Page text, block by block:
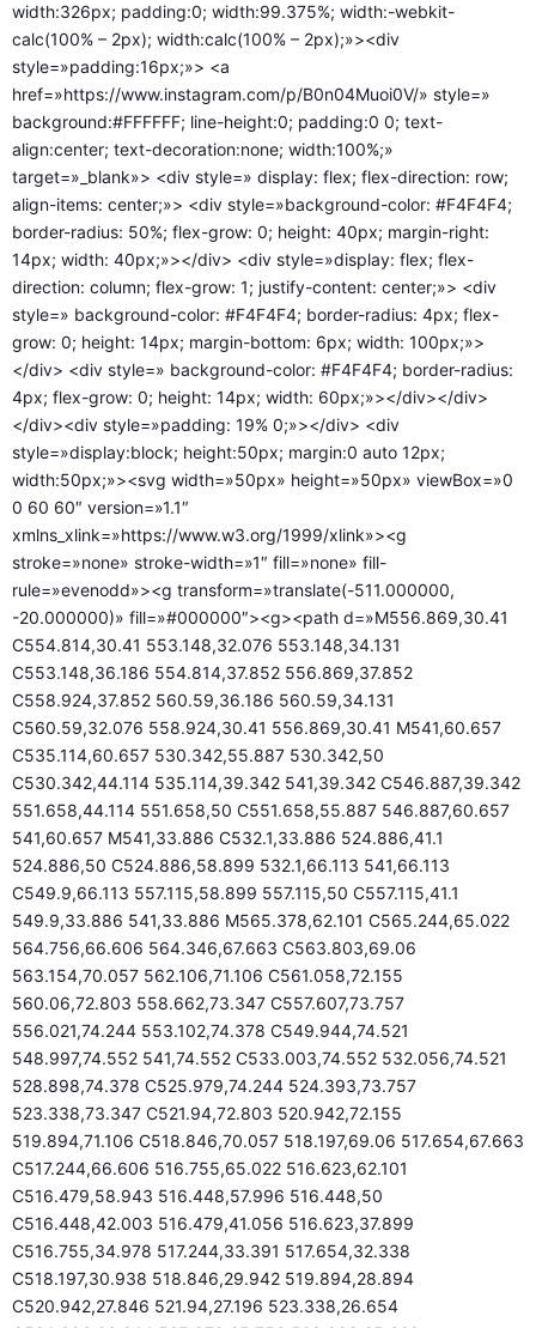
width:326px; padding:0; width:99.375%; width:-webkit-
calc(100% – 2px); width:calc(100% – 2px);»><div
style=»padding:16px;»> <a
href=»https://www.instagram.com/p/B0n04Muoi0V/» style=»
background:#FFFFFF; line-height:0; padding:0 0; text-
align:center; text-decoration:none; width:100%;»
target=»_blank»> <div style=» display: flex; flex-direction: row;
align-items: center;»> <div style=»background-color: #F4F4F4;
border-radius: 50%; flex-grow: 0; height: 40px; margin-right:
14px; width: 40px;»></div> <div style=»display: flex; flex-
direction: column; flex-grow: 1; justify-content: center;»> <div
style=» background-color: #F4F4F4; border-radius: 4px; flex-
grow: 0; height: 14px; margin-bottom: 6px; width: 100px;»>
</div> <div style=» background-color: #F4F4F4; border-radius:
4px; flex-grow: 0; height: 14px; width: 60px;»></div></div>
</div><div style=»padding: 19% 0;»></div> <div
style=»display:block; height:50px; margin:0 auto 12px;
width:50px;»><svg width=»50px» height=»50px» viewBox=»0
0 60 60″ version=»1.1″
xmlns_xlink=»https://www.w3.org/1999/xlink»><g
stroke=»none» stroke-width=»1″ fill=»none» fill-
rule=»evenodd»><g transform=»translate(-511.000000,
-20.000000)» fill=»#000000″><g><path d=»M556.869,30.41
C554.814,30.41 553.148,32.076 553.148,34.131
C553.148,36.186 554.814,37.852 556.869,37.852
C558.924,37.852 560.59,36.186 560.59,34.131
C560.59,32.076 558.924,30.41 556.869,30.41 M541,60.657
C535.114,60.657 530.342,55.887 530.342,50
C530.342,44.114 535.114,39.342 541,39.342 C546.887,39.342
551.658,44.114 551.658,50 C551.658,55.887 546.887,60.657
541,60.657 M541,33.886 C532.1,33.886 524.886,41.1
524.886,50 C524.886,58.899 532.1,66.113 541,66.113
C549.9,66.113 557.115,58.899 557.115,50 C557.115,41.1
549.9,33.886 541,33.886 M565.378,62.101 C565.244,65.022
564.756,66.606 564.346,67.663 C563.803,69.06
563.154,70.057 562.106,71.106 C561.058,72.155
560.06,72.803 558.662,73.347 C557.607,73.757
556.021,74.244 553.102,74.378 C549.944,74.521
548.997,74.552 541,74.552 C533.003,74.552 532.056,74.521
528.898,74.378 C525.979,74.244 524.393,73.757
523.338,73.347 C521.94,72.803 520.942,72.155
519.894,71.106 C518.846,70.057 518.197,69.06 517.654,67.663
C517.244,66.606 516.755,65.022 516.623,62.101
C516.479,58.943 516.448,57.996 516.448,50
C516.448,42.003 516.479,41.056 516.623,37.899
C516.755,34.978 517.244,33.391 517.654,32.338
C518.197,30.938 518.846,29.942 519.894,28.894
C520.942,27.846 521.94,27.196 523.338,26.654